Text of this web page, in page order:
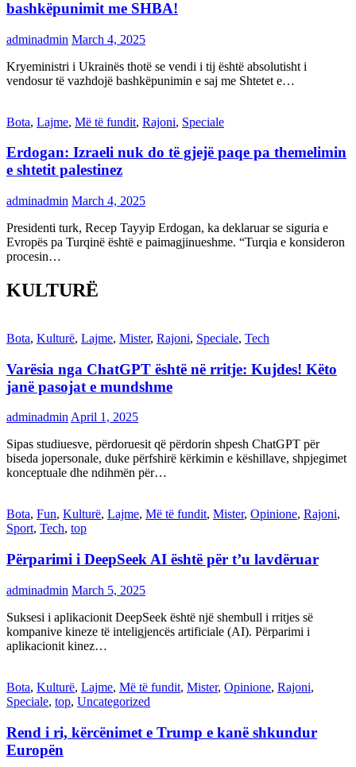
bashkëpunimit me SHBA!
adminadmin March 4, 2025
Kryeministri i Ukrainës thotë se vendi i tij është absolutisht i
vendosur të vazhdojë bashkëpunimin e saj me Shtetet e…
Bota, Lajme, Më të fundit, Rajoni, Speciale
Erdogan: Izraeli nuk do të gjejë paqe pa themelimin
e shtetit palestinez
adminadmin March 4, 2025
Presidenti turk, Recep Tayyip Erdogan, ka deklaruar se siguria e
Evropës pa Turqinë është e paimagjinueshme. “Turqia e konsideron
procesin…
KULTURË
Bota, Kulturë, Lajme, Mister, Rajoni, Speciale, Tech
Varësia nga ChatGPT është në rritje: Kujdes! Këto
janë pasojat e mundshme
adminadmin April 1, 2025
Sipas studiuesve, përdoruesit që përdorin shpesh ChatGPT për
biseda jopersonale, duke përfshirë kërkimin e këshillave, shpjegimet
konceptuale dhe ndihmën për…
Bota, Fun, Kulturë, Lajme, Më të fundit, Mister, Opinione, Rajoni,
Sport, Tech, top
Përparimi i DeepSeek AI është për t’u lavdëruar
adminadmin March 5, 2025
Suksesi i aplikacionit DeepSeek është një shembull i rritjes së
kompanive kineze të inteligjencës artificiale (AI). Përparimi i
aplikacionit kinez…
Bota, Kulturë, Lajme, Më të fundit, Mister, Opinione, Rajoni,
Speciale, top, Uncategorized
Rend i ri, kërcënimet e Trump e kanë shkundur
Europën